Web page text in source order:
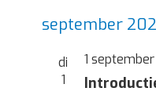
september
di
1
1 september